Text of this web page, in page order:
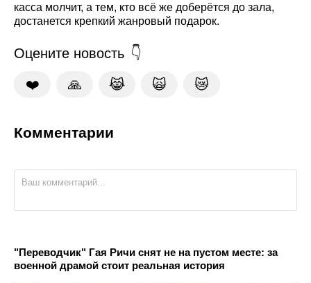
касса молчит, а тем, кто всё же доберётся до зала,
достанется крепкий жанровый подарок.
Оцените новость
❤️ 🙏 😹 🙀 😿
Комментарии
"Переводчик" Гая Ричи снят не на пустом месте: за
военной драмой стоит реальная история